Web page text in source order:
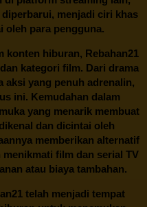
menjadi ciri khas
oleh para pengguna.
konten hiburan, Rebahan21
kategori film. Dari drama
aksi yang penuh adrenalin,
ini. Kemudahan dalam
yang menarik membuat
dan dicintai oleh
memberikan alternatif
film dan serial TV
atau biaya tambahan.
telah menjadi tempat